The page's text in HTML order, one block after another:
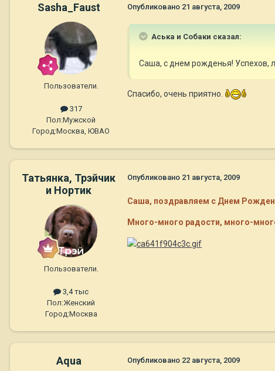
Sasha_Faust
Пользователи.
317
Пол:Мужской
Город:Москва, ЮВАО
Опубликовано 21 августа, 2009
Аська и Собаки сказал:
Саша, с днем рожденья! Успехов,
Спасибо, очень приятно.
Татьянка, Трэйчик
и Нортик
Пользователи.
3,4 тыс
Пол:Женский
Город:Москва
Опубликовано 21 августа, 2009
Саша, поздравляем с Днем
Много-много радости, много-
Aqua Опубликовано 22 августа, 2009